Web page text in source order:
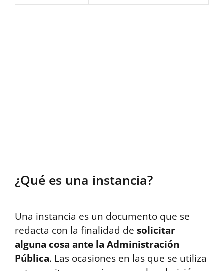
¿Qué es una instancia?
Una instancia es un documento que se
redacta con la finalidad de solicitar
alguna cosa ante la Administración
Pública. Las ocasiones en las que se utiliza